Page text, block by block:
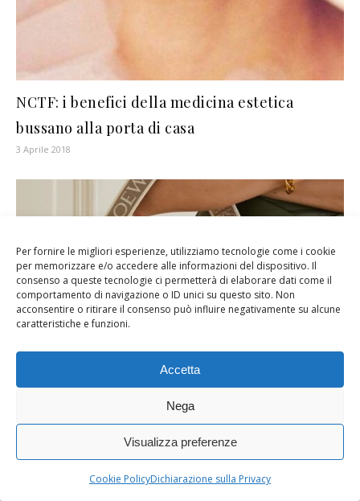
Per fornire le migliori esperienze, utilizziamo tecnologie come i cookie
per memorizzare e/o accedere alle informazioni del dispositivo. Il
consenso a queste tecnologie ci permetterà di elaborare dati come il
comportamento di navigazione o ID unici su questo sito. Non
acconsentire o ritirare il consenso può influire negativamente su alcune
caratteristiche e funzioni.
Accetta
Nega
Visualizza preferenze
Cookie PolicyDichiarazione sulla Privacy
NCTF: i benefici della medicina estetica
bussano alla porta di casa
3 Aprile 2018